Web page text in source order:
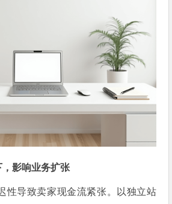
影响业务扩张
性导致卖家现金流紧张。以独立站